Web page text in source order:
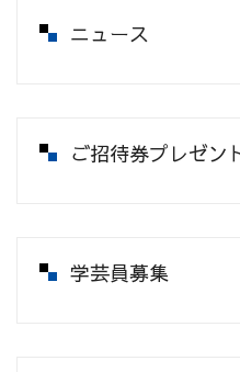
ニュース
ご招待券プレゼン
学芸員募集